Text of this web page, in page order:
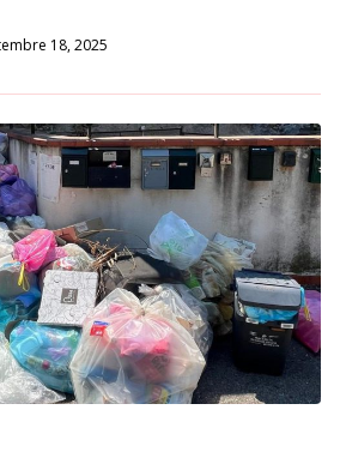
18, 2025